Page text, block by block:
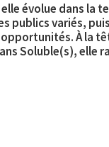
évolue dans la
publics variés,
À la
Soluble(s), elle